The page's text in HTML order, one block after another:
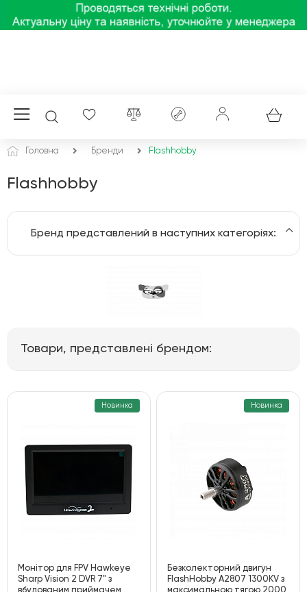
Головна Бренди Flashhobby
Flashhobby
Бренд представлений в наступних категоріях:
Товари, представлені брендом:
Новинка
Монітор для FPV Hawkeye
Sharp Vision 2 DVR 7" з
вбудованим приймачем
Новинка
Безколекторний двигун
FlashHobby A2807 1300KV з
максимальною тягою 2000